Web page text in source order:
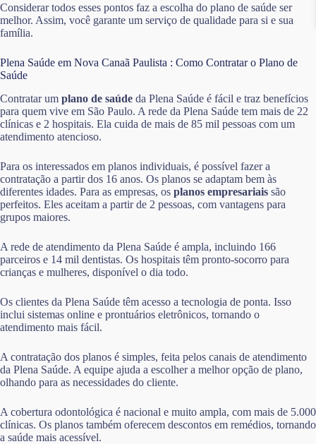
Considerar todos esses pontos faz a escolha do plano de saúde ser
melhor. Assim, você garante um serviço de qualidade para si e sua
família.
Plena Saúde em Nova Canaã Paulista : Como Contratar o Plano de
Saúde
Contratar um plano de saúde da Plena Saúde é fácil e traz benefícios
para quem vive em São Paulo. A rede da Plena Saúde tem mais de 22
clínicas e 2 hospitais. Ela cuida de mais de 85 mil pessoas com um
atendimento atencioso.
Para os interessados em planos individuais, é possível fazer a
contratação a partir dos 16 anos. Os planos se adaptam bem às
diferentes idades. Para as empresas, os planos empresariais são
perfeitos. Eles aceitam a partir de 2 pessoas, com vantagens para
grupos maiores.
A rede de atendimento da Plena Saúde é ampla, incluindo 166
parceiros e 14 mil dentistas. Os hospitais têm pronto-socorro para
crianças e mulheres, disponível o dia todo.
Os clientes da Plena Saúde têm acesso a tecnologia de ponta. Isso
inclui sistemas online e prontuários eletrônicos, tornando o
atendimento mais fácil.
A contratação dos planos é simples, feita pelos canais de atendimento
da Plena Saúde. A equipe ajuda a escolher a melhor opção de plano,
olhando para as necessidades do cliente.
A cobertura odontológica é nacional e muito ampla, com mais de 5.000
clínicas. Os planos também oferecem descontos em remédios, tornando
a saúde mais acessível.